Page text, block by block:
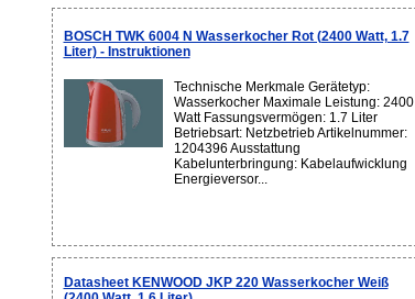
BOSCH TWK 6004 N Wasserkocher Rot (2400 Watt, 1.7
Liter) - Instruktionen
Technische Merkmale Gerätetyp:
Wasserkocher Maximale Leistung: 2400
Watt Fassungsvermögen: 1.7 Liter
Betriebsart: Netzbetrieb Artikelnummer:
1204396 Ausstattung
Kabelunterbringung: Kabelaufwicklung
Energieversor...
Datasheet KENWOOD JKP 220 Wasserkocher Weiß